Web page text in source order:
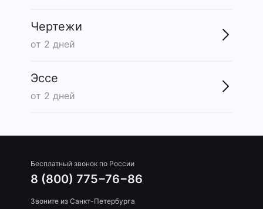
Чертежи
от 2 дней
Эссе
от 2 дней
Бесплатный звонок по России
8 (800) 775−76−86
Звоните из Санкт-Петербурга